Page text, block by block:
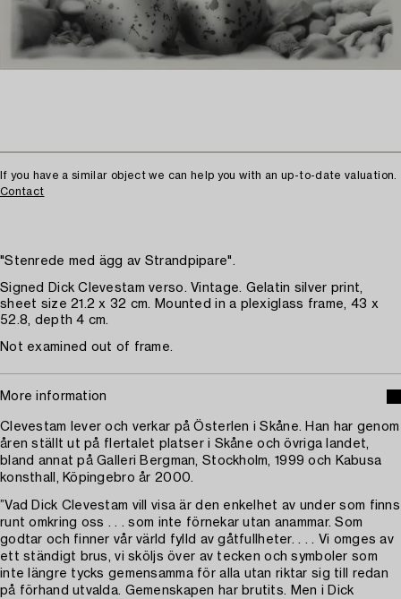
If you have a similar object we can help you with an up-to-date valuation.
Contact
"Stenrede med ägg av Strandpipare".
Signed Dick Clevestam verso. Vintage. Gelatin silver print,
sheet size 21.2 x 32 cm. Mounted in a plexiglass frame, 43 x
52.8, depth 4 cm.
Not examined out of frame.
More information
Clevestam lever och verkar på Österlen i Skåne. Han har genom
åren ställt ut på flertalet platser i Skåne och övriga landet,
bland annat på Galleri Bergman, Stockholm, 1999 och Kabusa
konsthall, Köpingebro år 2000.
”Vad Dick Clevestam vill visa är den enkelhet av under som finns
runt omkring oss . . . som inte förnekar utan anammar. Som
godtar och finner vår värld fylld av gåtfullheter. . . . Vi omges av
ett ständigt brus, vi sköljs över av tecken och symboler som
inte längre tycks gemensamma för alla utan riktar sig till redan
på förhand utvalda. Gemenskapen har brutits. Men i Dick